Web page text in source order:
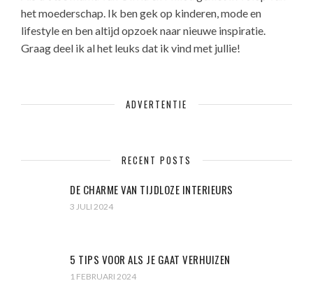
het moederschap. Ik ben gek op kinderen, mode en
lifestyle en ben altijd opzoek naar nieuwe inspiratie.
Graag deel ik al het leuks dat ik vind met jullie!
ADVERTENTIE
RECENT POSTS
DE CHARME VAN TIJDLOZE INTERIEURS
3 JULI 2024
5 TIPS VOOR ALS JE GAAT VERHUIZEN
1 FEBRUARI 2024